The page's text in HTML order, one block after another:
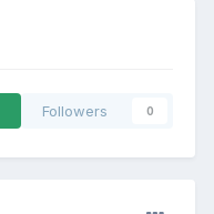
Followers 0